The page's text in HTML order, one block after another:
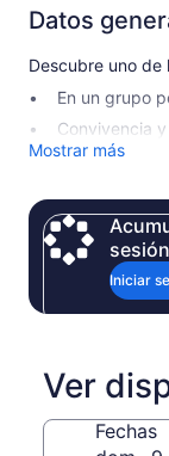
Datos
Descubre uno de
En un grupo
Convivencia
paisajes
Mostrar más
Iniciar
Ver
Fechas